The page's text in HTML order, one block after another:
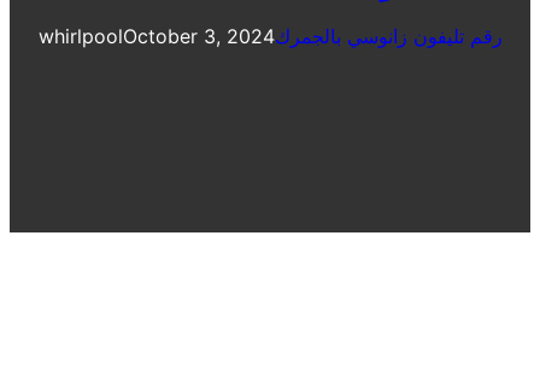
whirlpoolOctober 3, 2024رقم تليفون زانوسي بالجمرك